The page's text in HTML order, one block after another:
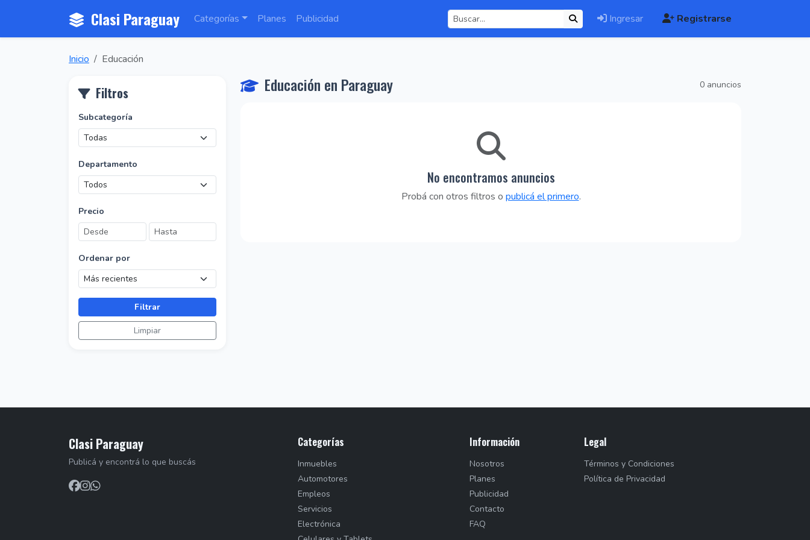
Clasi Paraguay Categorías Planes Publicidad Ingresar Registrarse
Inicio Educación
Filtros
Subcategoría
Departamento
Precio
Ordenar por
Filtrar
Limpiar
Educación en Paraguay 0 anuncios
No encontramos anuncios
Probá con otros filtros o publicá el primero.
Clasi Paraguay
Publicá y encontrá lo que buscás
Categorías
Inmuebles
Automotores
Empleos
Servicios
Electrónica
Información
Nosotros
Planes
Publicidad
Contacto
FAQ
Legal
Términos y Condiciones
Política de Privacidad